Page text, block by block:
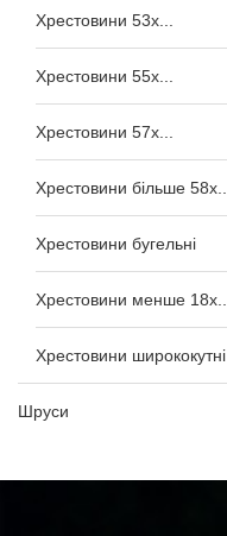
Хрестовини 53x...
Хрестовини 55x...
Хрестовини 57x...
Хрестовини більше 58x...
Хрестовини бугельні
Хрестовини менше 18x...
Хрестовини ширококутні
Шруси